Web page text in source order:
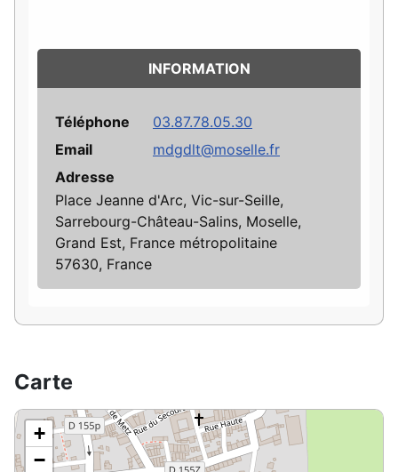
INFORMATION
Téléphone
03.87.78.05.30
Email
mdgdlt@moselle.fr
Adresse
Place Jeanne d'Arc, Vic-sur-Seille,
Sarrebourg-Château-Salins, Moselle,
Grand Est, France métropolitaine
57630, France
Carte
+
−